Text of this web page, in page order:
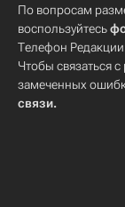
По вопросам
воспользуйтесь
Телефон
Чтобы связаться
замеченных
связи.